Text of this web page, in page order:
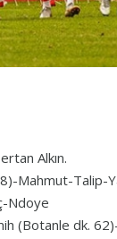
Alkın.
Mahmut-Talip-
Ndoye
(Botanle dk.